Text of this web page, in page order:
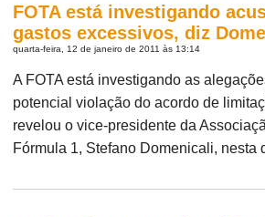
FOTA está investigando
gastos excessivos, diz
quarta-feira, 12 de janeiro de 2011 às 13:14
A FOTA está investigando as
potencial violação do acordo de
revelou o vice-presidente da
Fórmula 1, Stefano Domenicali, nesta